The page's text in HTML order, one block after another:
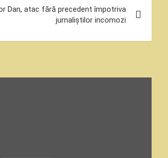
Dan, atac fără precedent împotriva
jurnaliștilor incomozi